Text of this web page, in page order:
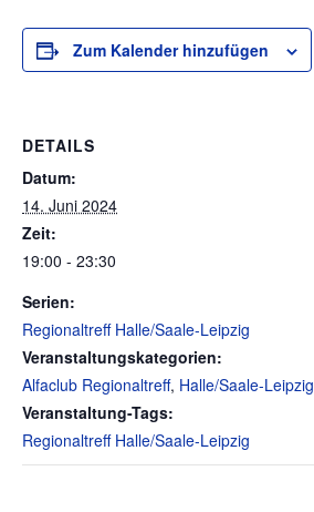
Zum Kalender hinzufügen
DETAILS
Datum:
14. Juni 2024
Zeit:
19:00 - 23:30
Serien:
Regionaltreff Halle/Saale-Leipzig
Veranstaltungskategorien:
Alfaclub Regionaltreff, Halle/Saale-Leipzig
Veranstaltung-Tags:
Regionaltreff Halle/Saale-Leipzig